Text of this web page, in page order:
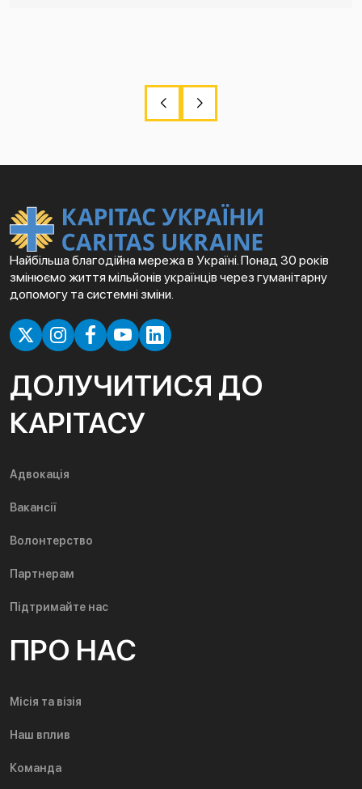
Найбільша благодійна мережа в Україні. Понад 30 років
змінюємо життя мільйонів українців через гуманітарну
допомогу та системні зміни.
ДОЛУЧИТИСЯ ДО
КАРІТАСУ
Адвокація
Вакансії
Волонтерство
Партнерам
Підтримайте нас
ПРО НАС
Місія та візія
Наш вплив
Команда